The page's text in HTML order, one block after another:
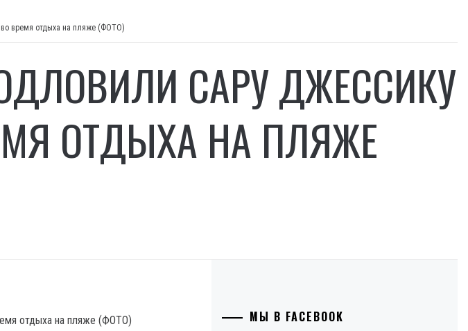
время отдыха на пляже (ФОТО)
САРУ ДЖЕССИКУ
ОТДЫХА НА ПЛЯЖЕ
МЫ В FACEBOOK